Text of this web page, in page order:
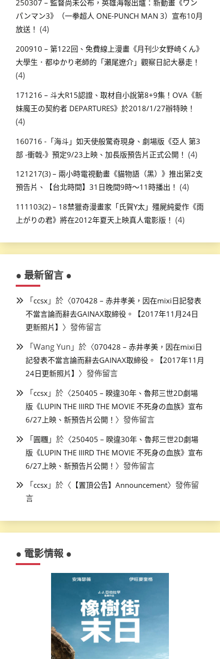
250307 – 監督尚未公布，英雄海報出爐：新動畫《ワン
パンマン3》（一拳超人 ONE-PUNCH MAN 3）宣布10月
放送！ (4)
200910 – 第122回、免費線上漫畫《月刊少女野崎くん》
大學生．都ゆかり老師的「瀬尾遼介」觀察日記大暴走！
(4)
171216 – 斗大R15認證、取材自小說第8+9集！OVA《新
妹魔王の契約者 DEPARTURES》於2018/1/27辦特映！
(4)
160716 -「海斗」如天使般驚奇現身、劇場版《亞人 第3
部 -衝戟-》預定9/23上映、加長版預告片正式公開！ (4)
121217(3) – 兩小時電視動畫《貓物語（黑）》推出第2支
預告片、【台北時間】31日晚間9時～11時播出！ (4)
111103(2) – 18禁獵奇漫畫家「氏賀Y太」殭屍純愛作《雨
上がりの君》將在2012年夏天上映真人電影版！ (4)
● 最新留言 ●
「ccsx 」於〈070428 – 赤井孝美，因在mixi日記發表
不當言論而辭去GAINAX取締役。【2017年11月24日
更新照片】 〉發佈留言
「Wang Yun 」於〈070428 – 赤井孝美，因在mixi日
記發表不當言論而辭去GAINAX取締役。【2017年11月
24日更新照片】 〉發佈留言
「ccsx 」於〈250405 – 睽違30年、魯邦三世2D劇場
版《LUPIN THE IIIRD THE MOVIE 不死身の血族》宣布
6/27上映、新預告片公開！ 〉發佈留言
「圓糰 」於〈250405 – 睽違30年、魯邦三世2D劇場
版《LUPIN THE IIIRD THE MOVIE 不死身の血族》宣布
6/27上映、新預告片公開！ 〉發佈留言
「ccsx 」於〈 【置頂公告】Announcement〉發佈留
言
● 電影情報 ●